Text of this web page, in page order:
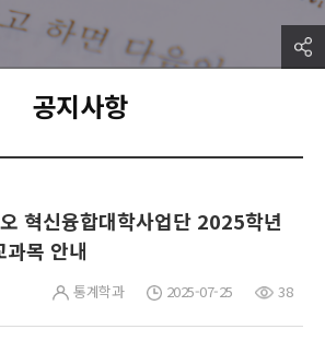
공지사항
혁신융합대학사업단 2025학년
목 안내
통계학과 2025-07-25 38